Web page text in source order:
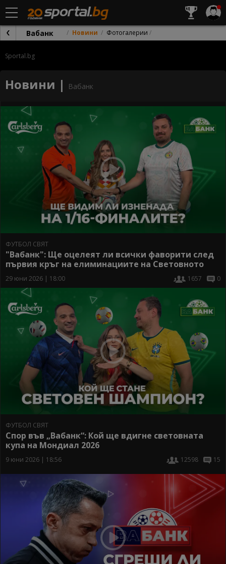
Вабанк Новини Фотогалерии
Sportal.bg
Новини | Вабанк
ФУТБОЛ СВЯТ
"Вабанк": Ще оцелеят ли всички фаворити след
първия кръг на елиминациите на Световното
29 юни 2026 | 18:00 1657 0
ФУТБОЛ СВЯТ
Спор във „Вабанк“: Кой ще вдигне световната
купа на Мондиал 2026
9 юни 2026 | 18:56 12598 15